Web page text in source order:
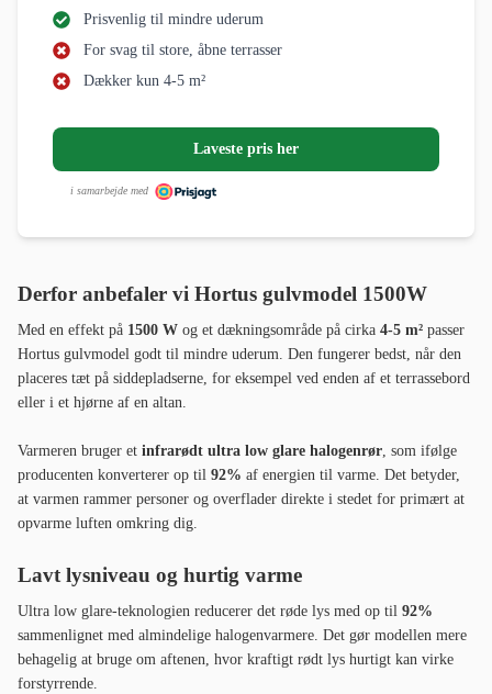
Prisvenlig til mindre uderum
For svag til store, åbne terrasser
Dækker kun 4-5 m²
Laveste pris her
i samarbejde med
Derfor anbefaler vi Hortus gulvmodel 1500W
Med en effekt på 1500 W og et dækningsområde på cirka 4-5 m² passer
Hortus gulvmodel godt til mindre uderum. Den fungerer bedst, når den
placeres tæt på siddepladserne, for eksempel ved enden af et terrassebord
eller i et hjørne af en altan.
Varmeren bruger et infrarødt ultra low glare halogenrør, som ifølge
producenten konverterer op til 92% af energien til varme. Det betyder,
at varmen rammer personer og overflader direkte i stedet for primært at
opvarme luften omkring dig.
Lavt lysniveau og hurtig varme
Ultra low glare-teknologien reducerer det røde lys med op til 92%
sammenlignet med almindelige halogenvarmere. Det gør modellen mere
behagelig at bruge om aftenen, hvor kraftigt rødt lys hurtigt kan virke
forstyrrende.